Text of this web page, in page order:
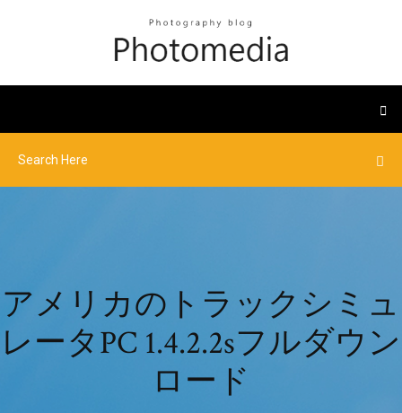
アメリカのトラックシミュ
レータPC 1.4.2.2sフルダウン
ロード